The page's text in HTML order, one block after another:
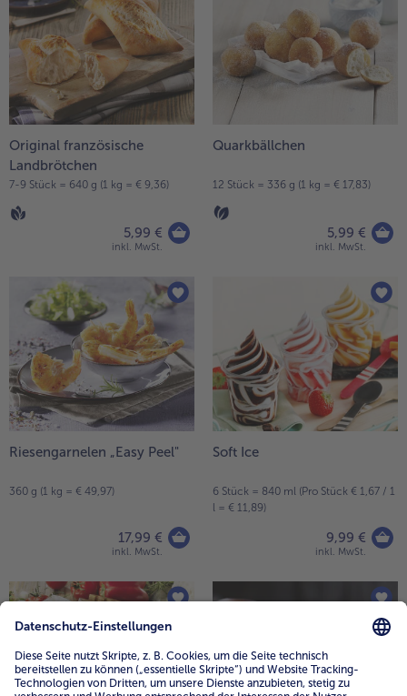
Original französische
Landbrötchen
7-9 Stück = 640 g (1 kg = € 9,36)
5,99 €
inkl. MwSt.
Quarkbällchen
12 Stück = 336 g (1 kg = € 17,83)
5,99 €
inkl. MwSt.
Riesengarnelen „Easy Peel"
360 g (1 kg = € 49,97)
17,99 €
inkl. MwSt.
Soft Ice
6 Stück = 840 ml (Pro Stück € 1,67 / 1
l = € 11,89)
9,99 €
inkl. MwSt.